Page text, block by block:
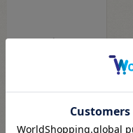
7pt獲得